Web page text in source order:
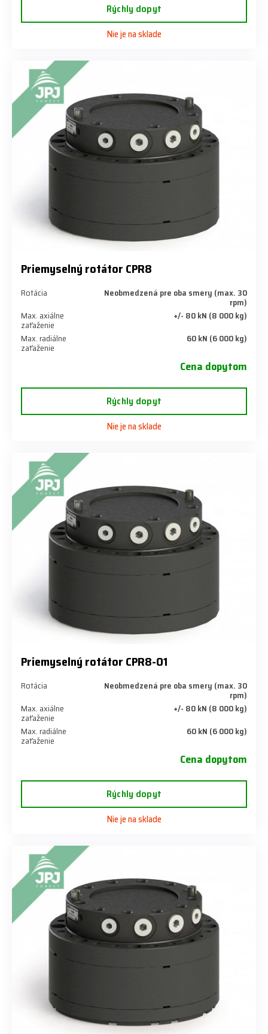
Rýchly dopyt
Nie je na sklade
Priemyselný rotátor CPR8
Rotácia Neobmedzená pre oba smery (max. 30
rpm)
Max. axiálne
zaťaženie
+/- 80 kN (8 000 kg)
Max. radiálne
zaťaženie
60 kN (6 000 kg)
Cena dopytom
Rýchly dopyt
Nie je na sklade
Priemyselný rotátor CPR8-01
Rotácia Neobmedzená pre oba smery (max. 30
rpm)
Max. axiálne
zaťaženie
+/- 80 kN (8 000 kg)
Max. radiálne
zaťaženie
60 kN (6 000 kg)
Cena dopytom
Rýchly dopyt
Nie je na sklade